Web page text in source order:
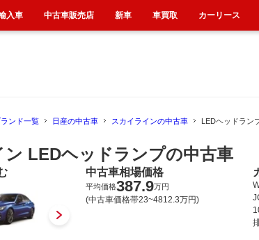
ンド一覧 日産の中古車 スカイラインの中古車 LEDヘッドラン
ン LEDヘッドランプの中古車
中古車相場価格
平均価格387.9万円
(中古車価格帯23~4812.3万円)
入車 中古車販売店 新車 車買取 カーリース